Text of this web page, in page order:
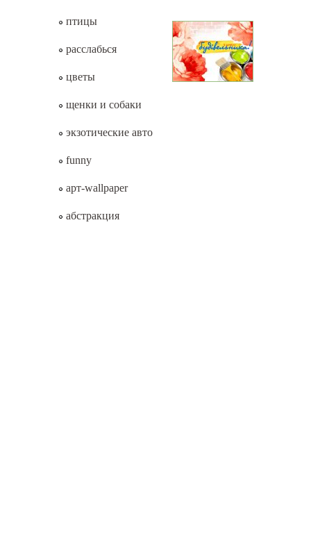
птицы
расслабься
цветы
щенки и собаки
экзотические авто
funny
арт-wallpaper
абстракция